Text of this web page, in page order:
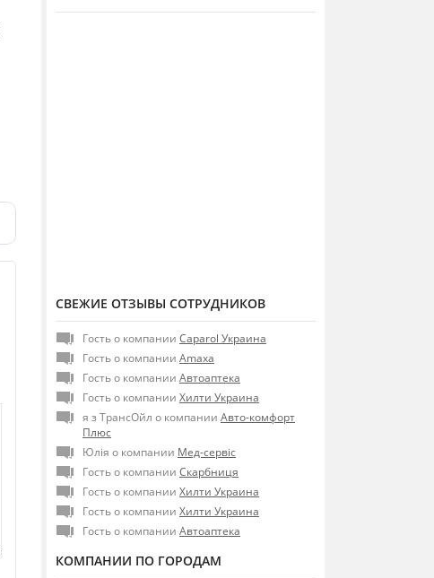
СВЕЖИЕ ОТЗЫВЫ СОТРУДНИКОВ
Гость о компании Caparol Украина
Гость о компании Amaxa
Гость о компании Автоаптека
Гость о компании Хилти Украина
я з ТрансОйл о компании Авто-комфорт
Плюс
Юлія о компании Мед-сервіс
Гость о компании Скарбниця
Гость о компании Хилти Украина
Гость о компании Хилти Украина
Гость о компании Автоаптека
КОМПАНИИ ПО ГОРОДАМ